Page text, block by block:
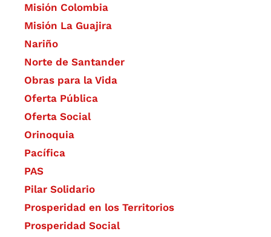
Misión Colombia
Misión La Guajira
Nariño
Norte de Santander
Obras para la Vida
Oferta Pública
Oferta Social​​
Orinoquia
Pacífica
PAS
Pilar Solidario
Prosperidad en los Territorios
Prosperidad Social